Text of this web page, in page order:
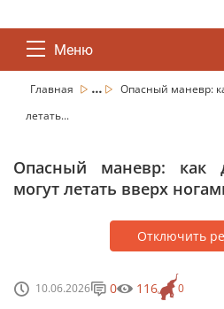
Меню
Главная ...
Опасный маневр:
летать...
Опасный маневр: как
могут летать вверх
Отключить
10.06.2026 0
0 116